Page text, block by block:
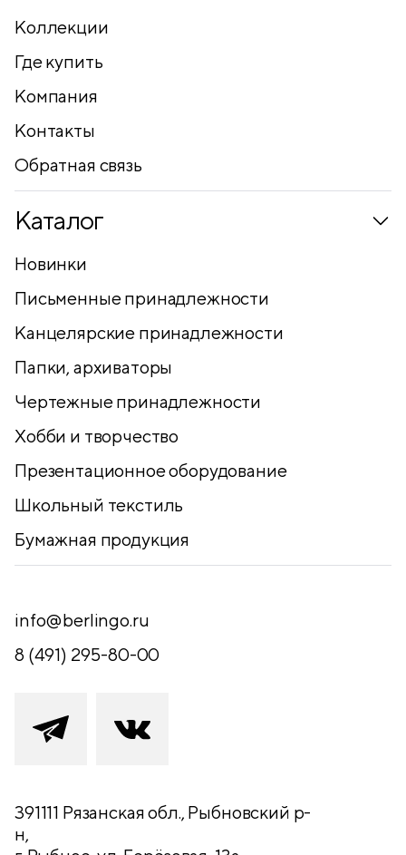
Коллекции
Где купить
Компания
Контакты
Обратная связь
Каталог
Новинки
Письменные принадлежности
Канцелярские принадлежности
Папки, архиваторы
Чертежные принадлежности
Хобби и творчество
Презентационное оборудование
Школьный текстиль
Бумажная продукция
info@berlingo.ru
8 (491) 295-80-00
391111 Рязанская обл., Рыбновский р-
н,